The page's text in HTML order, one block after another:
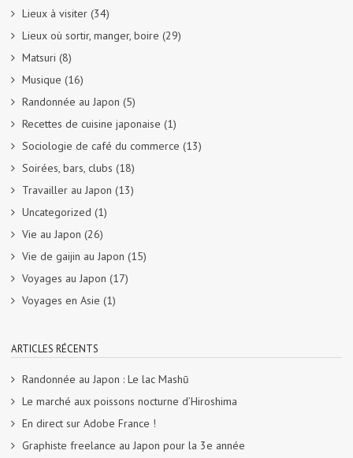
Lieux à visiter (34)
Lieux où sortir, manger, boire (29)
Matsuri (8)
Musique (16)
Randonnée au Japon (5)
Recettes de cuisine japonaise (1)
Sociologie de café du commerce (13)
Soirées, bars, clubs (18)
Travailler au Japon (13)
Uncategorized (1)
Vie au Japon (26)
Vie de gaijin au Japon (15)
Voyages au Japon (17)
Voyages en Asie (1)
ARTICLES RÉCENTS
Randonnée au Japon : Le lac Mashū
Le marché aux poissons nocturne d’Hiroshima
En direct sur Adobe France !
Graphiste freelance au Japon pour la 3e année